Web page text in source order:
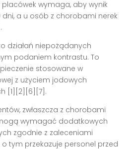
wymaga, aby wynik
dni, a u osób z chorobami nerek
działań niepożądanych
podaniem kontrastu. To
stosowane w
z użyciem jodowych
[1][2][6][7].
zwłaszcza z chorobami
wymagać dodatkowych
zgodnie z zaleceniami
tym przekazuje personel przed